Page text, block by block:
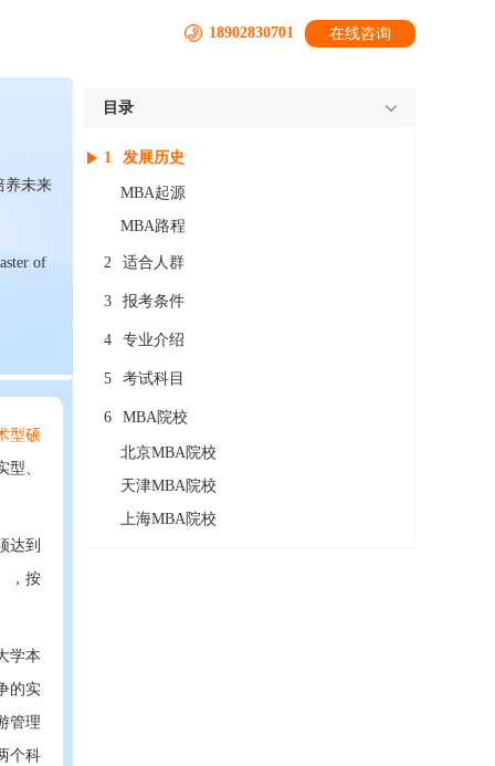
18902830701 在线咨询
养未来
of
型硕
、
达到
，按
学本
的实
管理
个科
目录
1 发展历史
MBA起源
MBA路程
2 适合人群
3 报考条件
4 专业介绍
5 考试科目
6 MBA院校
北京MBA院校
天津MBA院校
上海MBA院校